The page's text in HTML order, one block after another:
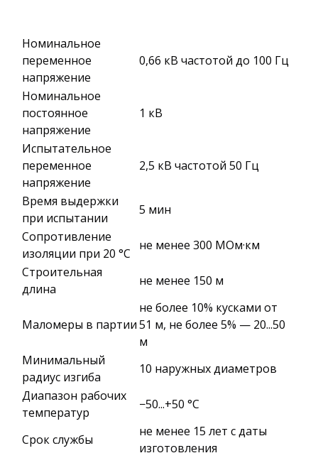
Номинальное
переменное
напряжение
0,66 кВ частотой до 100 Гц
Номинальное
постоянное
напряжение
1 кВ
Испытательное
переменное
напряжение
2,5 кВ частотой 50 Гц
Время выдержки
при испытании
5 мин
Сопротивление
изоляции при 20 °С
не менее 300 МОм·км
Строительная
длина
не менее 150 м
Маломеры в партии
не более 10% кусками от
51 м, не более 5% — 20...50
м
Минимальный
радиус изгиба
10 наружных диаметров
Диапазон рабочих
температур
−50...+50 °C
Срок службы
не менее 15 лет с даты
изготовления